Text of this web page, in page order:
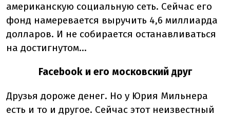
американскую социальную сеть. Сейчас его
фонд намеревается выручить 4,6 миллиарда
долларов. И не собирается останавливаться
на достигнутом...
Facebook и его московский друг
Друзья дороже денег. Но у Юрия Мильнера
есть и то и другое. Сейчас этот неизвестный